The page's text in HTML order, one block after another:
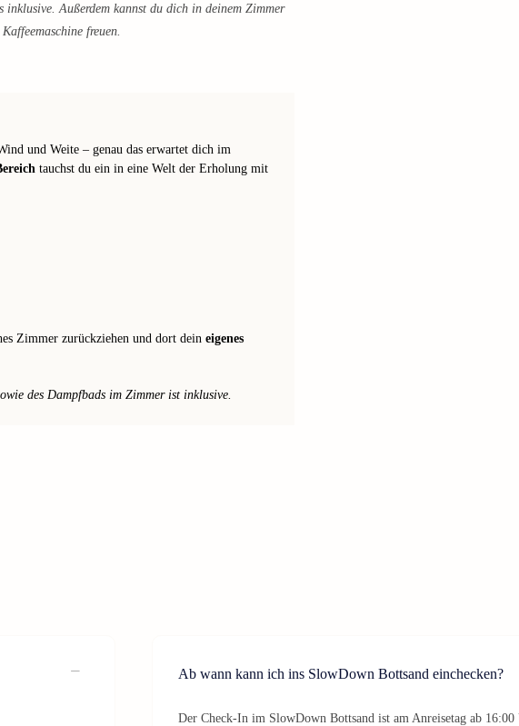
Außerdem kannst du dich in deinem Zimmer
freuen.
und Weite – genau das erwartet dich im
tauchst du ein in eine Welt der Erholung mit
Zimmer zurückziehen und dort dein eigenes
des Dampfbads im Zimmer ist inklusive.
Ab wann kann ich ins SlowDown Bottsand einchecken?
Der Check-In im SlowDown Bottsand ist am Anreisetag ab 16:00